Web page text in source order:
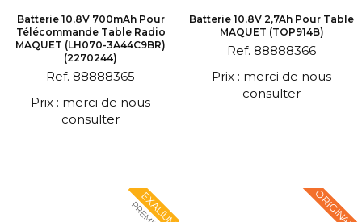
Batterie 10,8V 700mAh Pour
Télécommande Table Radio
MAQUET (LH070-3A44C9BR)
(2270244)
Ref. 88888365
Prix : merci de nous
consulter
Batterie 10,8V 2,7Ah Pour Table
MAQUET (TOP914B)
Ref. 88888366
Prix : merci de nous
consulter
EXALIUM ORIGINALE